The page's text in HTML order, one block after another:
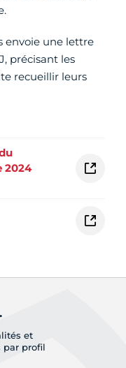
envoie une lettre
précisant les
recueillir leurs
2024
et
par profil